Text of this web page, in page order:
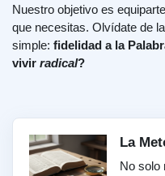
Nuestro objetivo es
que necesitas. Olvídate de
simple: fidelidad a la
vivir radical?
La
No solo